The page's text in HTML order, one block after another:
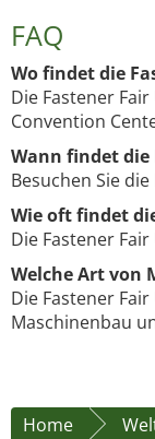
FAQ
Wo findet die
Die Fastener
Convention
Wann findet die
Besuchen Sie
Wie oft findet
Die Fastener
Welche Art von
Die Fastener
Maschinenbau
Home